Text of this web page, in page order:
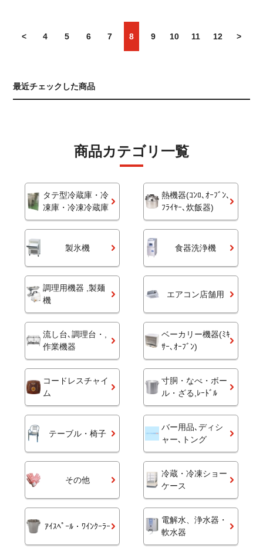
< 4 5 6 7 8 9 10 11 12 >
最近チェックした商品
商品カテゴリ一覧
タテ型冷蔵庫・冷
凍庫・冷凍冷蔵庫
熱機器(ｺﾝﾛ､ｵｰﾌﾞﾝ､
ﾌﾗｲﾔｰ､炊飯器)
製氷機 食器洗浄機
調理用機器 ,製麺
機
エアコン店舗用
流し台､調理台・,
作業機器
ベーカリー機器(ﾐｷ
ｻｰ､ｵｰﾌﾞﾝ)
コードレスチャイ
ム
寸胴・なべ・ボー
ル・ざる,ﾚｰﾄﾞﾙ
テーブル・椅子
バー用品､ディシ
ャー､トング
その他
冷蔵・冷凍ショー
ケース
ｱｲｽﾍﾟｰﾙ・ﾜｲﾝｸｰﾗｰ
電解水、浄水器・
軟水器